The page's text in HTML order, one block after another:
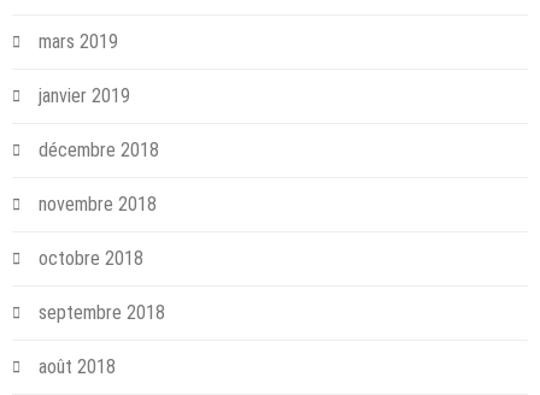
mars 2019
janvier 2019
décembre 2018
novembre 2018
octobre 2018
septembre 2018
août 2018